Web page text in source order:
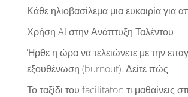
Κάθε ηλιοβασίλεμα μια ευκαιρία για
Χρήση AI στην Ανάπτυξη Ταλέντου
Ήρθε η ώρα να τελειώνετε με την
εξουθένωση (burnout). Δείτε πώς
Το ταξίδι του facilitator: τι μαθαίνεις